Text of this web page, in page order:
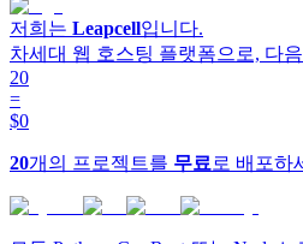
저희는 Leapcell입니다.
차세대 웹 호스팅 플랫폼으로, 다
20
=
$0
20개의 프로젝트를 무료 로 배포하